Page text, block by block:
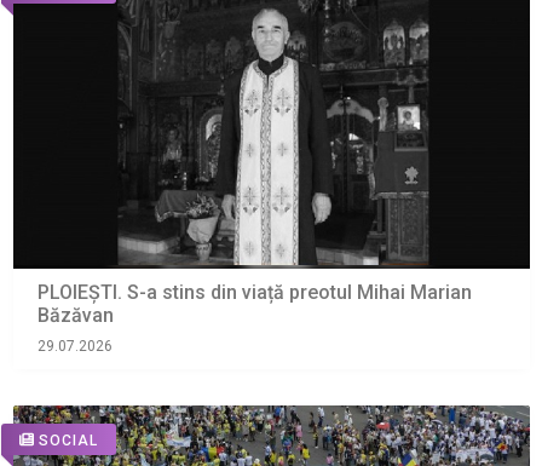
PLOIEȘTI. S-a stins din viață preotul Mihai Marian
Băzăvan
29.07.2026
SOCIAL